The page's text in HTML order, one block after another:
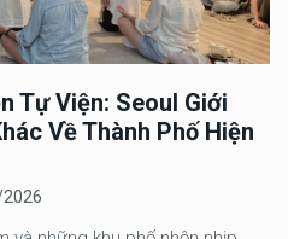
Tự Viện: Seoul Giới
Về Thành Phố Hiện